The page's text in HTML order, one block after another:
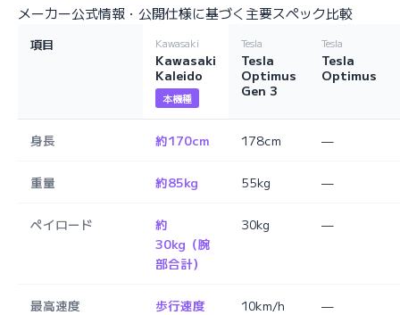
メーカー公式情報・公開仕様に基づく主要スペック比較
項目 Kawasaki
Kawasaki
Kaleido
本機種
Tesla
Tesla
Optimus
Gen 3
Tesla
Tesla
Optimus
身長 約170cm 178cm —
重量 約85kg 55kg —
ペイロード
約
30kg（腕
部合計）
30kg —
最高速度
歩行速度
10km/h —